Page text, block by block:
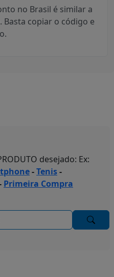
no Brasil é similar a
copiar o código e
desejado: Ex:
-Tenis-
Primeira Compra